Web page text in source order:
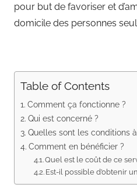
pour but de favoriser et
domicile des personnes
Table of Contents
Comment ça fonctionne ?
Qui est concerné ?
Quelles sont les conditions
Comment en bénéficier ?
Quel est le coût de ce
Est-il possible d’obtenir